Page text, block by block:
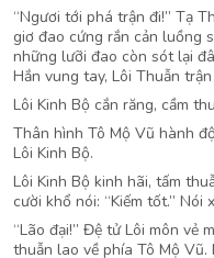
“Ngươi tới phá trận đi!” Tạ
giơ đao cứng rắn cản luồng
những lưỡi đao còn sót lại
Hắn vung tay, Lôi Thuẫn
Lôi Kinh Bộ cắn răng, cầm
Thân hình Tô Mộ Vũ hành
Lôi Kinh Bộ.
Lôi Kinh Bộ kinh hãi, tấm
cười khổ nói: “Kiếm tốt.”
“Lão đại!” Đệ tử Lôi môn vẻ
thuẫn lao về phía Tô Mộ